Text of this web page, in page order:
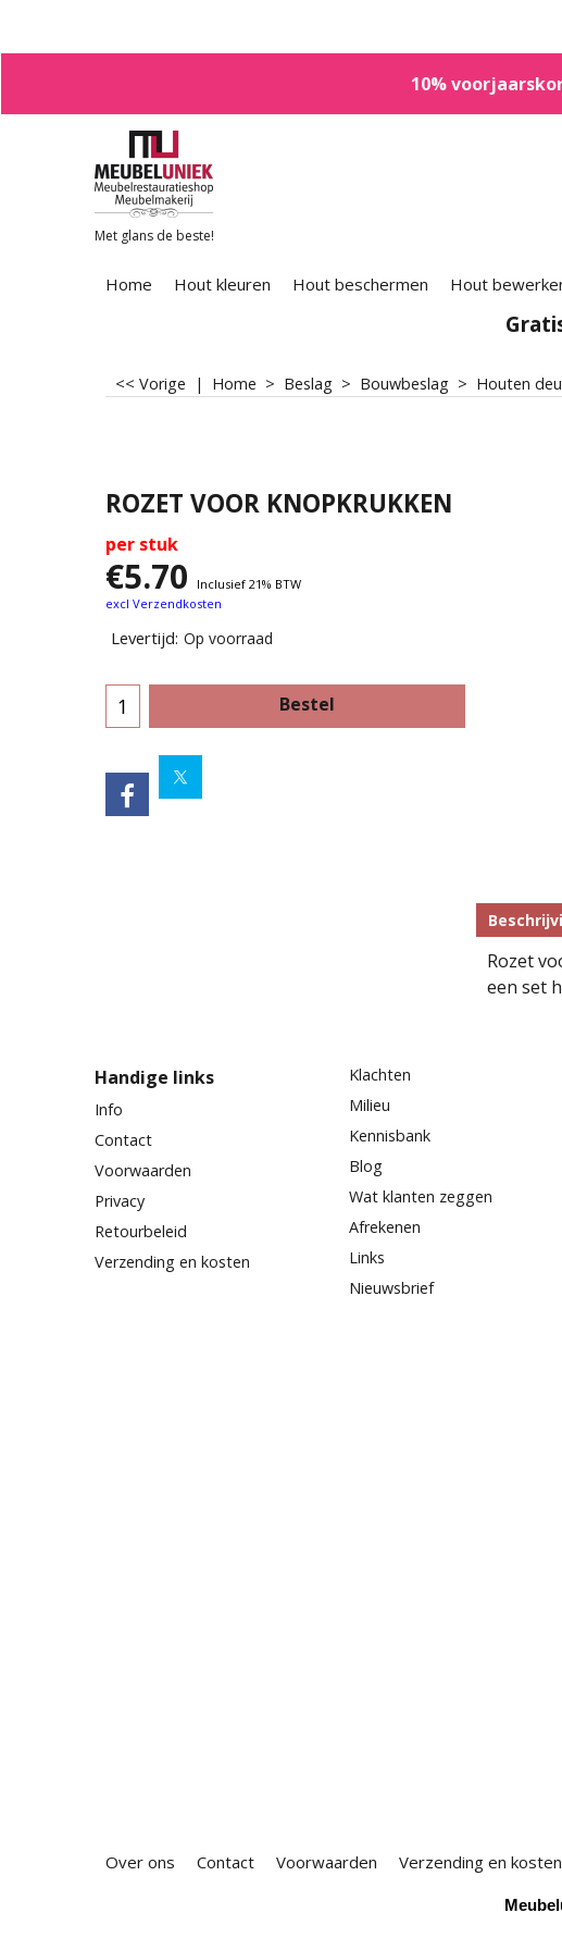
10%
Met glans de beste!
Home Hout kleuren Hout beschermen Hout
<< Vorige | Home > Beslag > Bouwbeslag > Houten
ROZET VOOR KNOPKRUKKEN
per stuk
€5.70
Inclusief 21% BTW
excl Verzendkosten
Levertijd: Op voorraad
Bestel
Rozet
een set
Handige links
Info
Contact
Voorwaarden
Privacy
Retourbeleid
Verzending en kosten
Klachten
Milieu
Kennisbank
Blog
Wat klanten zeggen
Afrekenen
Links
Nieuwsbrief
Over ons Contact Voorwaarden Verzending en kosten